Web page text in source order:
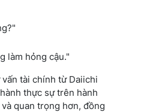
làm hỏng cậu."
tài chính từ Daiichi
thực sự trên hành
quan trọng hơn, đồng